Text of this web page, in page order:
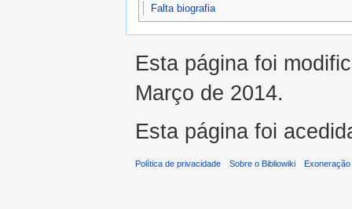
Falta biografia
Esta página foi
Março de 2014.
Esta página foi
Política de privacidade Sobre o Bibliowiki